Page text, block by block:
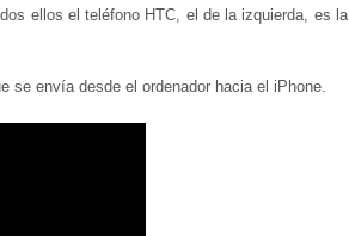
ellos el teléfono HTC, el de la izquierda, es la
se envía desde el ordenador hacia el iPhone.